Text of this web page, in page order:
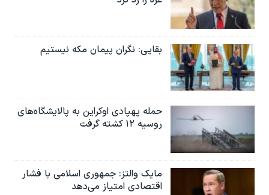
بقایی: نگران پیمان مکه نیستیم
حمله پهپادی اوکراین به پالایشگاه‌های
روسیه ۱۲ کشته گرفت
مایک والتز: جمهوری اسلامی با فشار
اقتصادی امتیاز می‌دهد